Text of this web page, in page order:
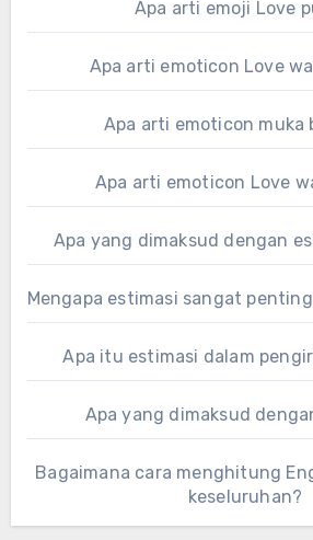
Apa arti emoji Love
Apa arti emoticon Love
Apa arti emoticon muka
Apa arti emoticon Love
Apa yang dimaksud dengan
Mengapa estimasi sangat
Apa itu estimasi dalam
Apa yang dimaksud
Bagaimana cara menghitung
keseluruhan?